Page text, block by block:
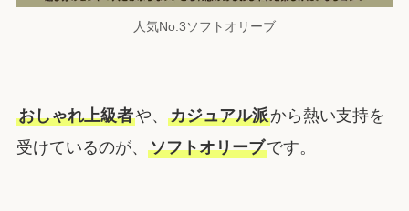
人気No.3ソフトオリーブ
おしゃれ上級者や、 カジュアル派から熱い支持を
受けているのが、 ソフトオリーブです。